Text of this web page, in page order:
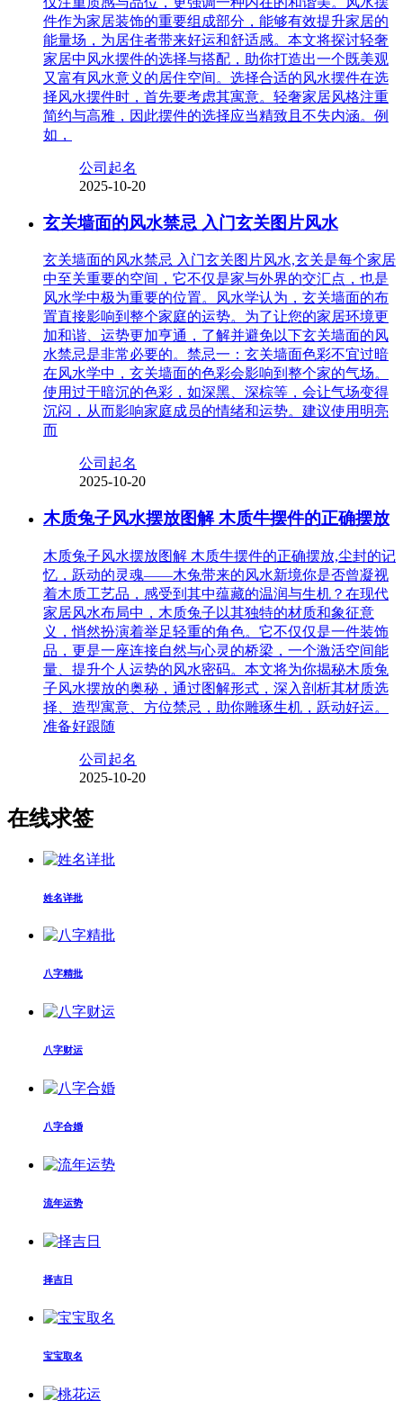
件作为家居装饰的重要组成部分，能够有效提升家居的
能量场，为居住者带来好运和舒适感。本文将探讨轻奢
家居中风水摆件的选择与搭配，助你打造出一个既美观
又富有风水意义的居住空间。选择合适的风水摆件在选
择风水摆件时，首先要考虑其寓意。轻奢家居风格注重
简约与高雅，因此摆件的选择应当精致且不失内涵。例
如，
公司起名
2025-10-20
玄关墙面的风水禁忌 入门玄关图片风水
玄关墙面的风水禁忌 入门玄关图片风水,玄关是每个家居
中至关重要的空间，它不仅是家与外界的交汇点，也是
风水学中极为重要的位置。风水学认为，玄关墙面的布
置直接影响到整个家庭的运势。为了让您的家居环境更
加和谐、运势更加亨通，了解并避免以下玄关墙面的风
水禁忌是非常必要的。禁忌一：玄关墙面色彩不宜过暗
在风水学中，玄关墙面的色彩会影响到整个家的气场。
使用过于暗沉的色彩，如深黑、深棕等，会让气场变得
沉闷，从而影响家庭成员的情绪和运势。建议使用明亮
而
公司起名
2025-10-20
木质兔子风水摆放图解 木质牛摆件的正确摆放
木质兔子风水摆放图解 木质牛摆件的正确摆放,尘封的记
忆，跃动的灵魂——木兔带来的风水新境你是否曾凝视
着木质工艺品，感受到其中蕴藏的温润与生机？在现代
家居风水布局中，木质兔子以其独特的材质和象征意
义，悄然扮演着举足轻重的角色。它不仅仅是一件装饰
品，更是一座连接自然与心灵的桥梁，一个激活空间能
量、提升个人运势的风水密码。本文将为你揭秘木质兔
子风水摆放的奥秘，通过图解形式，深入剖析其材质选
择、造型寓意、方位禁忌，助你雕琢生机，跃动好运。
准备好跟随
公司起名
2025-10-20
在线求签
姓名详批
八字精批
八字财运
八字合婚
流年运势
择吉日
宝宝取名